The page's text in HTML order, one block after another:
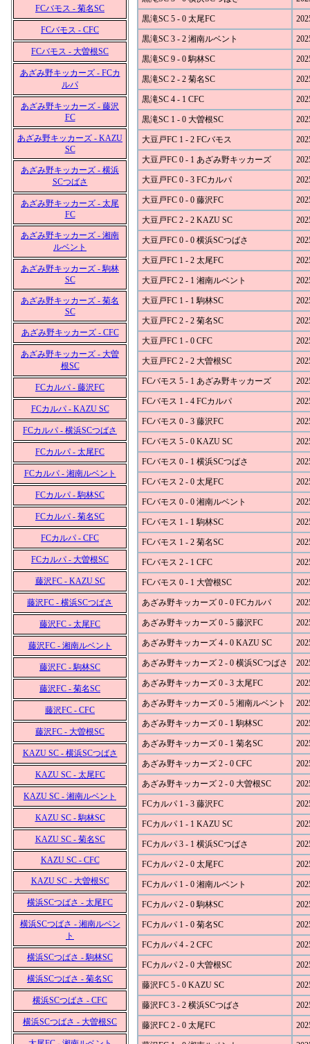
FCバモス - 菊名SC
FCバモス - CFC
FCバモス - 大曽根SC
あざみ野キッカーズ - FCカ
ルパ
あざみ野キッカーズ - 藤沢
FC
あざみ野キッカーズ - KAZU
SC
あざみ野キッカーズ - 横浜
SCつばさ
あざみ野キッカーズ - 太尾
FC
あざみ野キッカーズ - 湘南
ルベント
あざみ野キッカーズ - 駒林
SC
あざみ野キッカーズ - 菊名
SC
あざみ野キッカーズ - CFC
あざみ野キッカーズ - 大曽
根SC
FCカルパ - 藤沢FC
FCカルパ - KAZU SC
FCカルパ - 横浜SCつばさ
FCカルパ - 太尾FC
FCカルパ - 湘南ルベント
FCカルパ - 駒林SC
FCカルパ - 菊名SC
FCカルパ - CFC
FCカルパ - 大曽根SC
藤沢FC - KAZU SC
藤沢FC - 横浜SCつばさ
藤沢FC - 太尾FC
藤沢FC - 湘南ルベント
藤沢FC - 駒林SC
藤沢FC - 菊名SC
藤沢FC - CFC
藤沢FC - 大曽根SC
KAZU SC - 横浜SCつばさ
KAZU SC - 太尾FC
KAZU SC - 湘南ルベント
KAZU SC - 駒林SC
KAZU SC - 菊名SC
KAZU SC - CFC
KAZU SC - 大曽根SC
横浜SCつばさ - 太尾FC
横浜SCつばさ - 湘南ルベン
ト
横浜SCつばさ - 駒林SC
横浜SCつばさ - 菊名SC
横浜SCつばさ - CFC
横浜SCつばさ - 大曽根SC
黒滝SC 5 - 0 太尾FC
黒滝SC 3 - 2 湘南ルベント
黒滝SC 9 - 0 駒林SC
黒滝SC 2 - 2 菊名SC
黒滝SC 4 - 1 CFC
黒滝SC 1 - 0 大曽根SC
大豆戸FC 1 - 2 FCバモス
大豆戸FC 0 - 1 あざみ野キッカーズ
大豆戸FC 0 - 3 FCカルパ
大豆戸FC 0 - 0 藤沢FC
大豆戸FC 2 - 2 KAZU SC
大豆戸FC 0 - 0 横浜SCつばさ
大豆戸FC 1 - 2 太尾FC
大豆戸FC 2 - 1 湘南ルベント
大豆戸FC 1 - 1 駒林SC
大豆戸FC 2 - 2 菊名SC
大豆戸FC 1 - 0 CFC
大豆戸FC 2 - 2 大曽根SC
FCバモス 5 - 1 あざみ野キッカーズ
FCバモス 1 - 4 FCカルパ
FCバモス 0 - 3 藤沢FC
FCバモス 5 - 0 KAZU SC
FCバモス 0 - 1 横浜SCつばさ
FCバモス 2 - 0 太尾FC
FCバモス 0 - 0 湘南ルベント
FCバモス 1 - 1 駒林SC
FCバモス 1 - 2 菊名SC
FCバモス 2 - 1 CFC
FCバモス 0 - 1 大曽根SC
あざみ野キッカーズ 0 - 0 FCカルパ
あざみ野キッカーズ 0 - 5 藤沢FC
あざみ野キッカーズ 4 - 0 KAZU SC
あざみ野キッカーズ 2 - 0 横浜SCつばさ
あざみ野キッカーズ 0 - 3 太尾FC
あざみ野キッカーズ 0 - 5 湘南ルベント
あざみ野キッカーズ 0 - 1 駒林SC
あざみ野キッカーズ 0 - 1 菊名SC
あざみ野キッカーズ 2 - 0 CFC
あざみ野キッカーズ 2 - 0 大曽根SC
FCカルパ 1 - 3 藤沢FC
FCカルパ 1 - 1 KAZU SC
FCカルパ 3 - 1 横浜SCつばさ
FCカルパ 2 - 0 太尾FC
FCカルパ 1 - 0 湘南ルベント
FCカルパ 2 - 0 駒林SC
FCカルパ 1 - 0 菊名SC
FCカルパ 4 - 2 CFC
FCカルパ 2 - 0 大曽根SC
藤沢FC 5 - 0 KAZU SC
藤沢FC 3 - 2 横浜SCつばさ
藤沢FC 2 - 0 太尾FC